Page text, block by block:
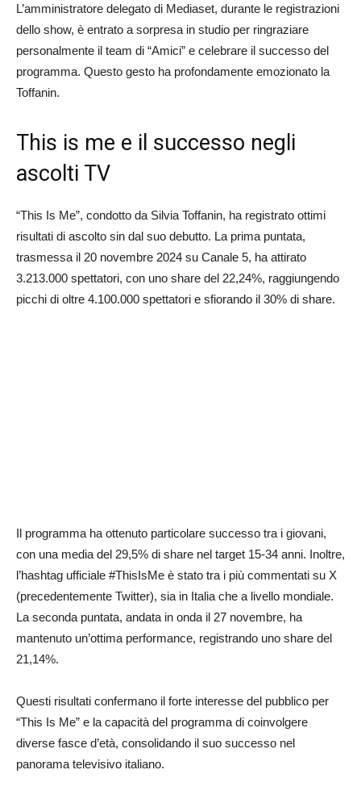
L’amministratore delegato di Mediaset, durante le registrazioni
dello show, è entrato a sorpresa in studio per ringraziare
personalmente il team di “Amici” e celebrare il successo del
programma. Questo gesto ha profondamente emozionato la
Toffanin.
This is me e il successo negli
ascolti TV
“This Is Me”, condotto da Silvia Toffanin, ha registrato ottimi
risultati di ascolto sin dal suo debutto. La prima puntata,
trasmessa il 20 novembre 2024 su Canale 5, ha attirato
3.213.000 spettatori, con uno share del 22,24%, raggiungendo
picchi di oltre 4.100.000 spettatori e sfiorando il 30% di share.
Il programma ha ottenuto particolare successo tra i giovani,
con una media del 29,5% di share nel target 15-34 anni. Inoltre,
l’hashtag ufficiale #ThisIsMe è stato tra i più commentati su X
(precedentemente Twitter), sia in Italia che a livello mondiale.
La seconda puntata, andata in onda il 27 novembre, ha
mantenuto un’ottima performance, registrando uno share del
21,14%.
Questi risultati confermano il forte interesse del pubblico per
“This Is Me” e la capacità del programma di coinvolgere
diverse fasce d’età, consolidando il suo successo nel
panorama televisivo italiano.